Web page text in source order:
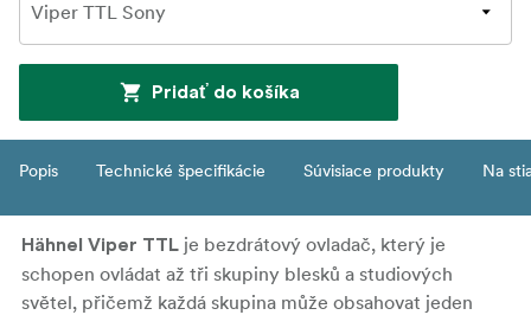
Pridať do košíka
Popis Technické špecifikácie Súvisiace produkty Na
Hähnel Viper TTL je bezdrátový ovladač, který je
schopen ovládat až tři skupiny blesků a studiových
světel, přičemž každá skupina může obsahovat jeden